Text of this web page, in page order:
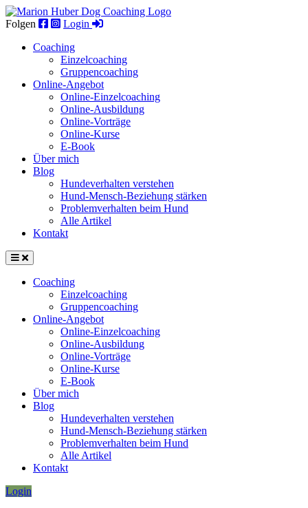
Skip
to
Folgen
Login
Coaching
Einzel­coaching
Gruppen­coaching
Online-Angebot
Online-Einzelcoaching
Online-Ausbildung
Online-Vorträge
Online-Kurse
E-Book
Über mich
Blog
Hundeverhalten verstehen
Hund-Mensch-Beziehung stärken
Problemverhalten beim Hund
Alle Artikel
Kontakt
Coaching
Einzel­coaching
Gruppen­coaching
Online-Angebot
Online-Einzelcoaching
Online-Ausbildung
Online-Vorträge
Online-Kurse
E-Book
Über mich
Blog
Hundeverhalten verstehen
Hund-Mensch-Beziehung stärken
Problemverhalten beim Hund
Alle Artikel
Kontakt
Login